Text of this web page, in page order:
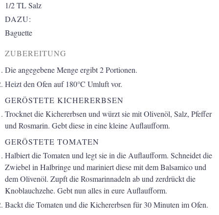
1/2TL Salz
DAZU:
Baguette
ZUBEREITUNG
Die angegebene Menge ergibt 2 Portionen.
Heizt den Ofen auf 180°C Umluft vor.
GERÖSTETE KICHERERBSEN
Trocknet die Kichererbsen und würzt sie mit Olivenöl, Salz, Pfeffer
und Rosmarin. Gebt diese in eine kleine Auflaufform.
GERÖSTETE TOMATEN
Halbiert die Tomaten und legt sie in die Auflaufform. Schneidet die
Zwiebel in Halbringe und mariniert diese mit dem Balsamico und
dem Olivenöl. Zupft die Rosmarinnadeln ab und zerdrückt die
Knoblauchzehe. Gebt nun alles in eure Auflaufform.
Backt die Tomaten und die Kichererbsen für 30 Minuten im Ofen.